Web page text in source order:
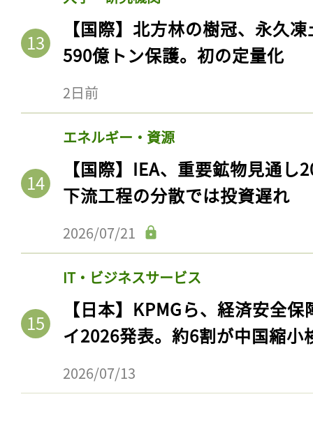
【国際】北方林の樹冠、永久
590億トン保護。初の定量化
2日前
エネルギー・資源
【国際】IEA、重要鉱物見通
下流工程の分散では投資遅れ
2026/07/21
IT・ビジネスサービス
【日本】KPMGら、経済安全
イ2026発表。約6割が中国縮小
2026/07/13
記事をお気に入りに
ログインが必
ログイン